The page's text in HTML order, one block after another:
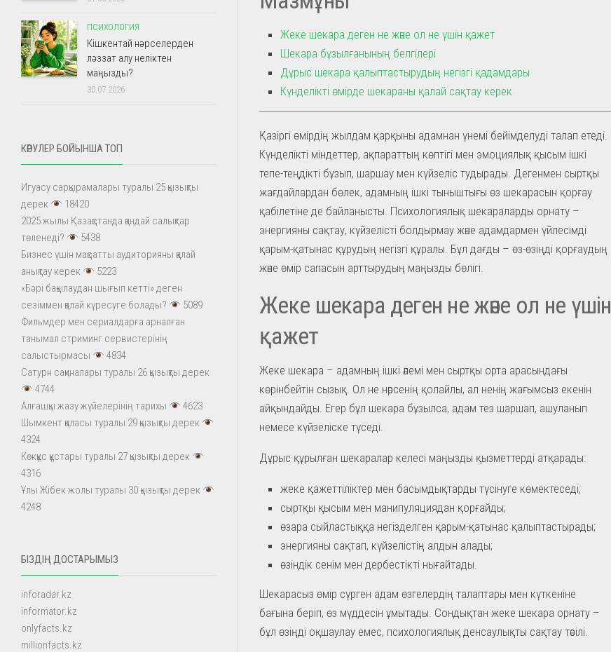
Жеке шекара деген не және ол не үшін қажет
Шекара бұзылғанының белгілері
Дұрыс шекара қалыптастырудың негізгі қадамдары
Күнделікті өмірде шекараны қалай сақтау керек
Қазіргі өмірдің жылдам қарқыны адамнан үнемі бейімделуді талап етеді.
Күнделікті міндеттер, ақпараттың көптігі мен эмоциялық қысым ішкі
тепе-теңдікті бұзып, шаршау мен күйзеліс тудырады. Дегенмен сыртқы
жағдайлардан бөлек, адамның ішкі тыныштығы өз шекарасын қорғау
қабілетіне де байланысты. Психологиялық шекараларды орнату –
энергияны сақтау, күйзелісті болдырмау және адамдармен үйлесімді
қарым-қатынас құрудың негізгі құралы. Бұл дағды – өз-өзіңді қорғаудың
және өмір сапасын арттырудың маңызды бөлігі.
Жеке шекара деген не және ол не үшін
қажет
Жеке шекара – адамның ішкі әлемі мен сыртқы орта арасындағы
көрінбейтін сызық. Ол не нәрсенің қолайлы, ал ненің жағымсыз екенін
айқындайды. Егер бұл шекара бұзылса, адам тез шаршап, ашуланып
немесе күйзеліске түседі.
Дұрыс құрылған шекаралар келесі маңызды қызметтерді атқарады:
жеке қажеттіліктер мен басымдықтарды түсінуге көмектеседі;
сыртқы қысым мен манипуляциядан қорғайды;
өзара сыйластыққа негізделген қарым-қатынас қалыптастырады;
энергияны сақтап, күйзелістің алдын алады;
өзіндік сенім мен дербестікті нығайтады.
Шекарасыз өмір сүрген адам өзгелердің талаптары мен күткеніне
бағына беріп, өз мүддесін ұмытады. Сондықтан жеке шекара орнату –
бұл өзіңді оқшаулау емес, психологиялық денсаулықты сақтау тәсілі.
ПСИХОЛОГИЯ
Кішкентай нәрселерден
ләззат алу неліктен
маңызды?
30.07.2026
КӨРУЛЕР БОЙЫНША ТОП
Игуасу сарқырамалары туралы 25 қызықты
дерек
18420
2025 жылы Қазақстанда қандай салықтар
төленеді?
5438
Бизнес үшін мақсатты аудиторияны қалай
анықтау керек
5223
«Бәрі бақылаудан шығып кетті» деген
сезіммен қалай күресуге болады?
5089
Фильмдер мен сериалдарға арналған
танымал стриминг сервистерінің
салыстырмасы
4834
Сатурн сақиналары туралы 26 қызықты дерек
4744
Алғашқы жазу жүйелерінің тарихы
4623
Шымкент қаласы туралы 29 қызықты дерек
4324
Көкқұс құстары туралы 27 қызықты дерек
4316
Ұлы Жібек жолы туралы 30 қызықты дерек
4248
БІЗДІҢ ДОСТАРЫМЫЗ
inforadar.kz
informator.kz
onlyfacts.kz
millionfacts.kz